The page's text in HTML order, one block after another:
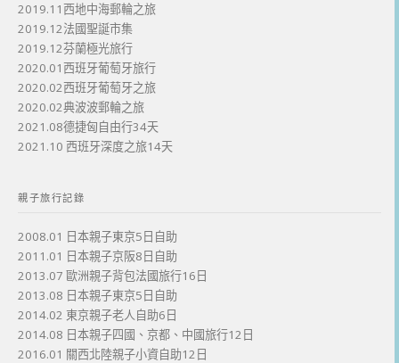
2019.11西地中海郵輪之旅
2019.12法國聖誕市集
2019.12芬蘭極光旅行
2020.01西班牙葡萄牙旅行
2020.02西班牙葡萄牙之旅
2020.02典波波郵輪之旅
2021.08德捷匈自由行34天
2021.10 西班牙深度之旅14天
親子旅行記錄
2008.01 日本親子東京5日自助
2011.01 日本親子京阪8日自助
2013.07 歐洲親子背包法國旅行16日
2013.08 日本親子東京5日自助
2014.02 東京親子老人自助6日
2014.08 日本親子四國、京都、中國旅行12日
2016.01 關西北陸親子小資自助12日